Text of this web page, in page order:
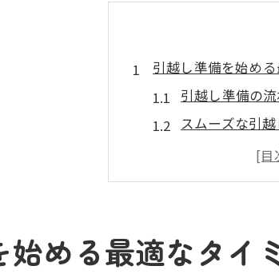
引越し準備を始め
引越し準備の
スムーズな引
準備は何から
引越し計画の
奈良市青垣台で引越
引越し計画の
始める最適なタイ